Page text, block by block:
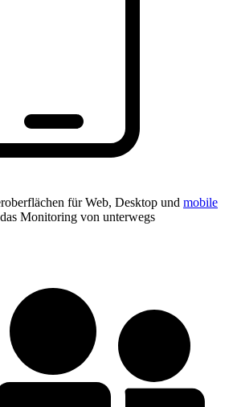
für Web, Desktop und mobile
Monitoring von unterwegs